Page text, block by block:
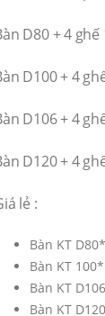
D80 + 4 ghế
D100 + 4
D106 + 4
D120 + 4
lẻ :
Bàn KT
Bàn KT
Bàn KT
Bàn KT